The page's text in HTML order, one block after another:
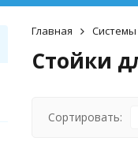
Главная Системы
Стойки
Сортировать: